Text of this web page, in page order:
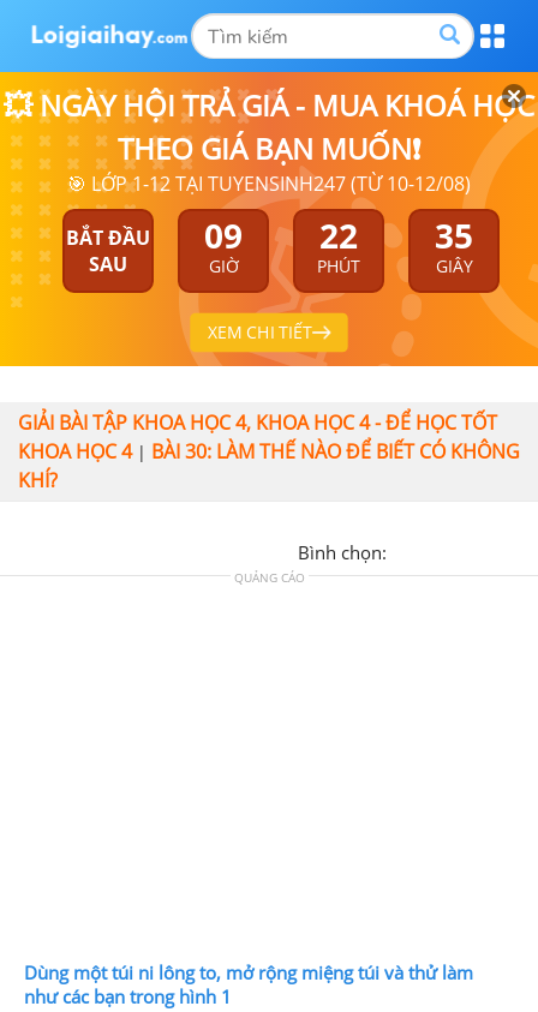
💥 NGÀY HỘI TRẢ GIÁ - MUA KHOÁ HỌC
THEO GIÁ BẠN MUỐN❗
🎯 LỚP 1-12 TẠI TUYENSINH247 (TỪ 10-12/08)
BẮT ĐẦU
SAU
09
GIỜ
22
PHÚT
35
GIÂY
XEM CHI TIẾT
GIẢI BÀI TẬP KHOA HỌC 4, KHOA HỌC 4 - ĐỂ HỌC TỐT
KHOA HỌC 4| BÀI 30: LÀM THẾ NÀO ĐỂ BIẾT CÓ KHÔNG
KHÍ?
Bình chọn:
QUẢNG CÁO
Dùng một túi ni lông to, mở rộng miệng túi và thử làm
như các bạn trong hình 1